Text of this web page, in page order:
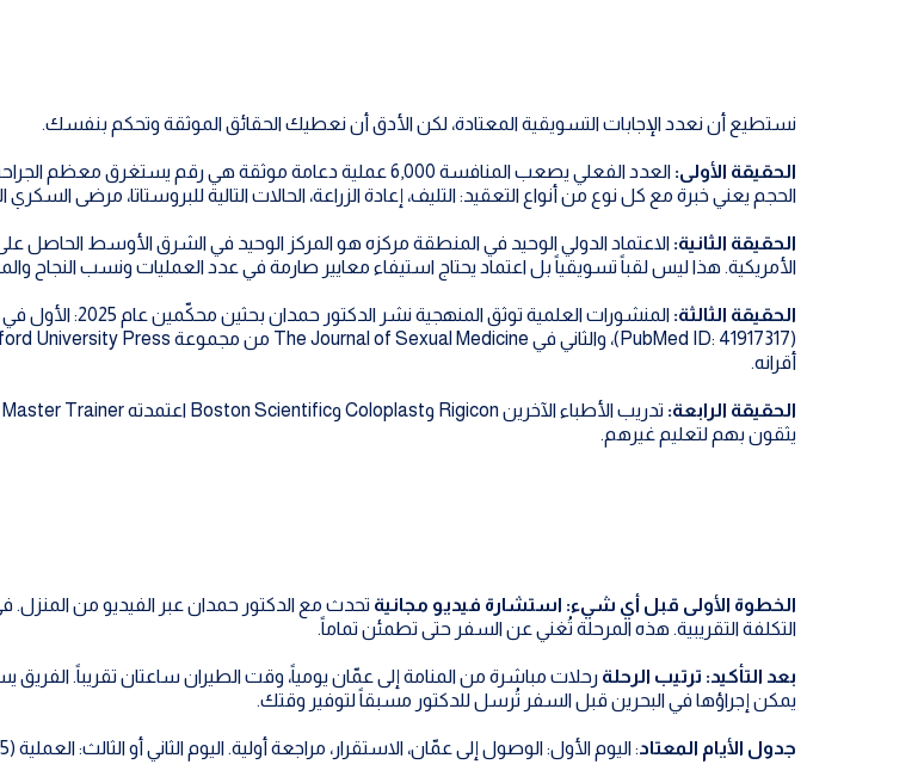
نستطيع أن نعدد الإجابات التسويقية المعتادة، لكن الأدق أن نعطيك الحقائق الموثقة وتحكم بنفسك.
الحقيقة الأولى:
الحجم يعني خبرة مع كل نوع من أنواع التعقيد: التليف، إعادة الزراعة، الحالات التالية للبروستاتا، مرضى السكري
الحقيقة الثانية:
الأمريكية. هذا ليس لقباً تسويقياً بل اعتماد يحتاج استيفاء معايير صارمة في عدد العمليات ونسب النجاح
الحقيقة الثالثة:
أقرانه.
الحقيقة الرابعة:
يثقون بهم لتعليم غيرهم.
الخطوة الأولى قبل أي شيء: استشارة فيديو مجانية
التكلفة التقريبية. هذه المرحلة تُغني عن السفر حتى تطمئن تماماً.
بعد التأكيد: ترتيب الرحلة رحلات مباشرة من المنامة إلى عمّان يومياً، وقت الطيران ساعتان تقريباً.
يمكن إجراؤها في البحرين قبل السفر تُرسل للدكتور مسبقاً لتوفير وقتك.
جدول الأيام المعتاد: اليوم الأول: الوصول إلى عمّان، الاستقرار، مراجعة أولية. اليوم الثاني أو الثالث: العملية (45 إلى 60 دقيقة)، خروج من المستشفى في نفس اليوم أو في اليوم التالي.